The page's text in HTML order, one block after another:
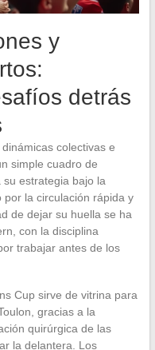
y
detrás
colectivas e
simple cuadro de
estrategia bajo la
la circulación rápida y
de dejar su huella se ha
con la disciplina
trabajar antes de los
Cup sirve de vitrina para
gracias a la
quirúrgica de las
la delantera. Los